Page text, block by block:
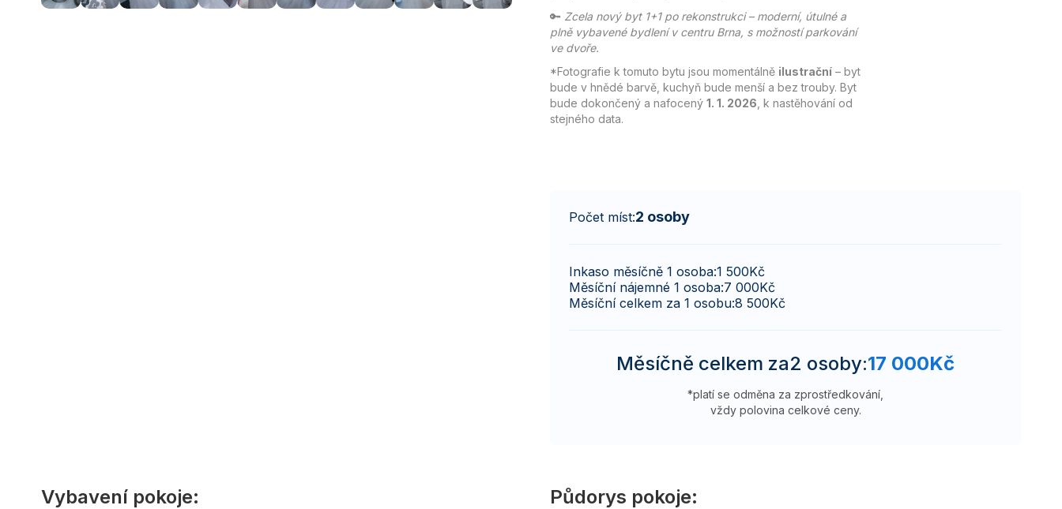
🔑 Zcela nový byt 1+1 po rekonstrukci – moderní, útulné a
plně vybavené bydlení v centru Brna, s možností parkování
ve dvoře.
*Fotografie k tomuto bytu jsou momentálně ilustrační – byt
bude v hnědé barvě, kuchyň bude menší a bez trouby. Byt
bude dokončený a nafocený 1. 1. 2026 , k nastěhování od
stejného data.
Počet míst:2 osoby
Inkaso měsíčně 1 osoba:1 500Kč
Měsíční nájemné 1 osoba:7 000Kč
Měsíční celkem za 1 osobu:8 500Kč
Měsíčně celkem za2 osoby:17 000Kč
*platí se odměna za zprostředkování,
vždy polovina celkové ceny.
Půdorys pokoje:
Vybavení pokoje: